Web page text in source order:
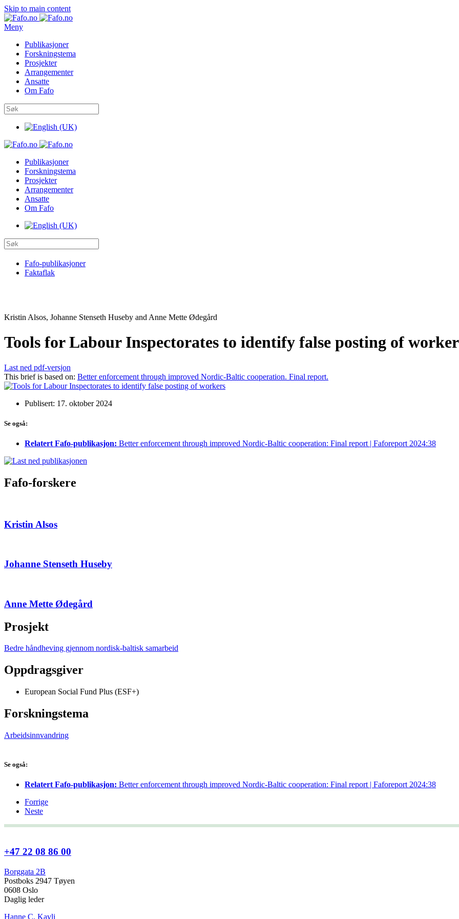
Skip to main content
Meny
Publikasjoner
Forskningstema
Prosjekter
Arrangementer
Ansatte
Om Fafo
Publikasjoner
Forskningstema
Prosjekter
Arrangementer
Ansatte
Om Fafo
Fafo-publikasjoner
Faktaflak
Kristin Alsos, Johanne Stenseth Huseby and Anne Mette Ødegård
Tools for Labour Inspectorates to identify false posting of
Last ned pdf-versjon
This brief is based on: Better enforcement through improved Nordic-Baltic cooperation. Final report.
Publisert: 17. oktober 2024
Se også:
Relatert Fafo-publikasjon: Better enforcement through improved Nordic-Baltic cooperation: Final report | Faforeport 2024:38
Fafo-forskere
Kristin Alsos
Johanne Stenseth Huseby
Anne Mette Ødegård
Prosjekt
Bedre håndheving gjennom nordisk-baltisk samarbeid
Oppdragsgiver
European Social Fund Plus (ESF+)
Forskningstema
Arbeidsinnvandring
Se også:
Relatert Fafo-publikasjon: Better enforcement through improved Nordic-Baltic cooperation: Final report | Faforeport 2024:38
Forrige
Neste
+47 22 08 86 00
Borggata 2B
Postboks 2947 Tøyen
0608 Oslo
Daglig leder
Hanne C. Kavli